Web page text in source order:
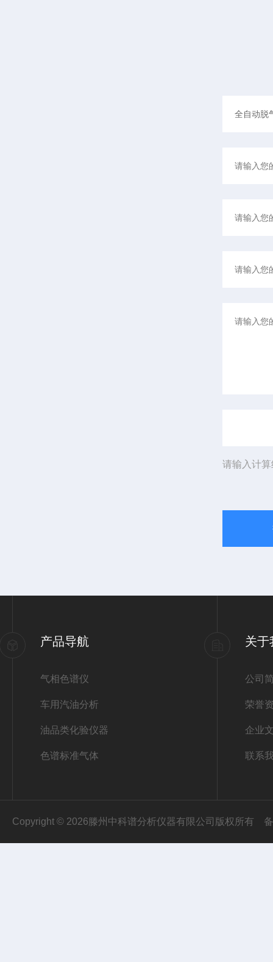
请输入计
产品导航
气相色谱仪
车用汽油分析
油品类化验仪器
色谱标准气体
关于
公司
荣誉
企业
联系
Copyright © 2026滕州中科谱分析仪器有限公司版权所有